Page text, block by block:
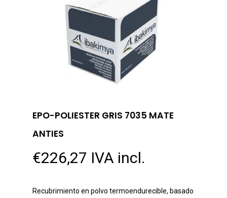
EPO-POLIESTER GRIS 7035 MATE
ANTIES
€226,27 IVA incl.
Recubrimiento en polvo termoendurecible, basado